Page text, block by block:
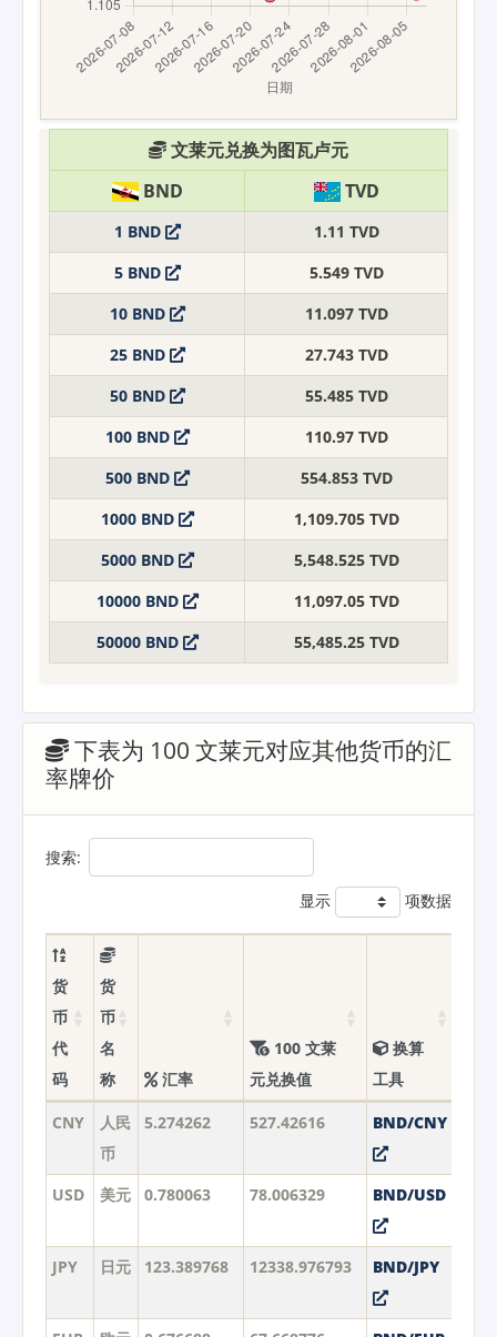
文莱元兑换为图瓦卢元
BND
TVD
1 BND
1.11 TVD
5 BND
5.549 TVD
10 BND
11.097 TVD
25 BND
27.743 TVD
50 BND
55.485 TVD
100 BND
110.97 TVD
500 BND
554.853 TVD
1000 BND
1,109.705 TVD
5000 BND
5,548.525 TVD
10000 BND
11,097.05 TVD
50000 BND
55,485.25 TVD
下表为 100 文莱元对应其他货币的汇
率牌价
搜索:
显示 项数据
货
币
代
码
货
币
名
称
汇率
100 文莱
元兑换值
换算
工具
CNY
人民
币
5.274262 527.42616 BND/CNY
USD 美元 0.780063 78.006329 BND/USD
JPY 日元 123.389768 12338.976793 BND/JPY